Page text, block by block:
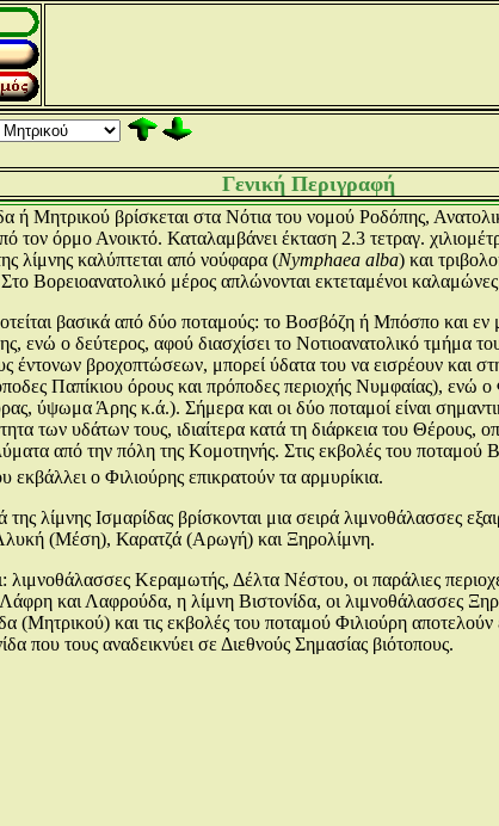
Γενική Περιγραφή
ή Μητρικού βρίσκεται στα Νότια του νομού Ροδόπης,
τον όρμο Ανοικτό. Καταλαμβάνει έκταση 2.3 τετραγ.
λίμνης καλύπτεται από νούφαρα (Nymphaea alba) και
Βορειοανατολικό μέρος απλώνονται εκτεταμένοι
βασικά από δύο ποταμούς: το Βοσβόζη ή Μπόσπο και
ενώ ο δεύτερος, αφού διασχίσει το Νοτιοανατολικό τμήμα
έντονων βροχοπτώσεων, μπορεί ύδατα του να εισρέουν και
Παπίκιου όρους και πρόποδες περιοχής Νυμφαίας), ενώ
ύψωμα Άρης κ.ά.). Σήμερα και οι δύο ποταμοί είναι
των υδάτων τους, ιδιαίτερα κατά τη διάρκεια του Θέρους,
από την πόλη της Κομοτηνής. Στις εκβολές του
εκβάλλει ο Φιλιούρης επικρατούν τα αρμυρίκια.
της λίμνης Ισμαρίδας βρίσκονται μια σειρά λιμνοθάλασσες
(Μέση), Καρατζά (Αρωγή) και Ξηρολίμνη.
λιμνοθάλασσες Κεραμωτής, Δέλτα Νέστου, οι παράλιες
και Λαφρούδα, η λίμνη Βιστονίδα, οι λιμνοθάλασσες
(Μητρικού) και τις εκβολές του ποταμού Φιλιούρη
που τους αναδεικνύει σε Διεθνούς Σημασίας βιότοπους.